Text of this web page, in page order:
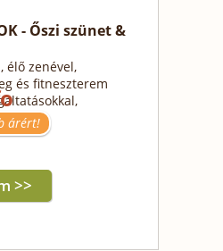
- Őszi szünet &
élő zenével,
és fitneszterem
árért!
>>